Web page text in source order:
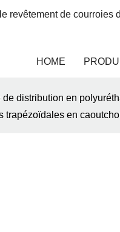
revêtement de courroies
HOME
de distribution en
trapézoïdales en